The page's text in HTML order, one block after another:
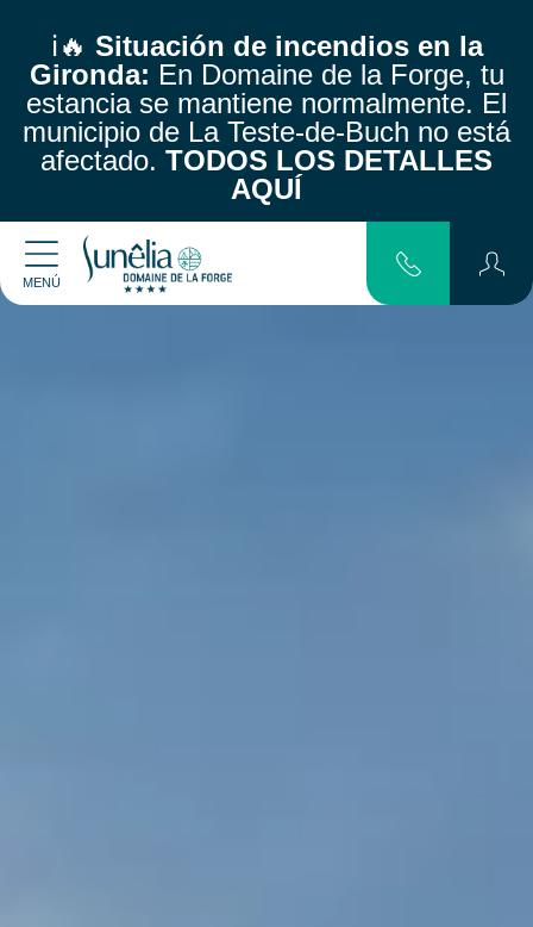
ℹ️🔥 Situación de incendios en la
Gironda: En Domaine de la Forge, tu
estancia se mantiene normalmente. El
municipio de La Teste-de-Buch no está
afectado. TODOS LOS DETALLES
AQUÍ
MENÚ